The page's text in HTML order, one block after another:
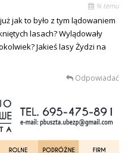
% temu
jak to było z tym lądowaniem
lasach? Wylądowały
Jakieś lasy Żydzi na
Odpowiadać